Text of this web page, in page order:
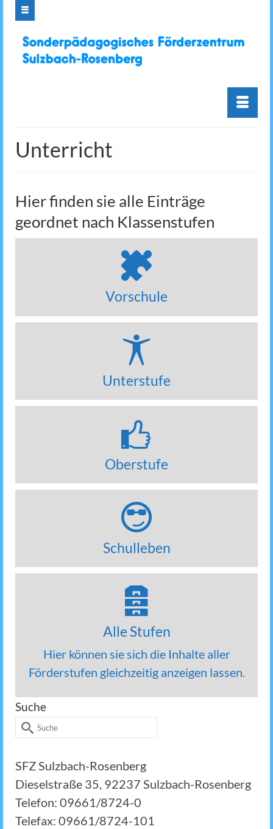
Unterricht
Hier finden sie alle Einträge
geordnet nach Klassenstufen
Vorschule
Unterstufe
Oberstufe
Schulleben
Alle Stufen
Hier können sie sich die Inhalte aller
Förderstufen gleichzeitig anzeigen lassen.
Suche
Suche
SFZ Sulzbach-Rosenberg
Dieselstraße 35, 92237 Sulzbach-Rosenberg
Telefon: 09661/8724-0
Telefax: 09661/8724-101